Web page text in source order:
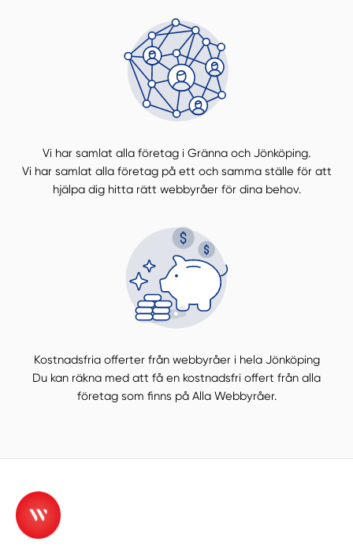
Vi har samlat alla företag i Gränna och Jönköping.
Vi har samlat alla företag på ett och samma ställe för att
hjälpa dig hitta rätt webbyråer för dina behov.
Kostnadsfria offerter från webbyråer i hela Jönköping
Du kan räkna med att få en kostnadsfri offert från alla
företag som finns på Alla Webbyråer.